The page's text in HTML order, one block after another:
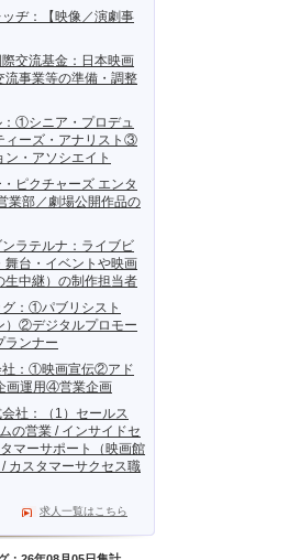
ヂ：【映像／演劇事
交流基金：日本映画
流事業等の準備・調整
：①シニア・プロデュ
ィーズ・アナリスト③
・アソシエイト
ピクチャーズ エンタ
業部／劇場公開作品の
ラテルナ：ライブビ
舞台・イベントや映画
生中継）の制作担当者
グ：①パブリシスト
）②デジタルプロモー
ランナー
社：①映画宣伝②アド
画運用④営業企画
社：（1）セールス
の営業 / インサイドセ
マーサポート（映画館
カスタマーサクセス職
求人一覧はこちら